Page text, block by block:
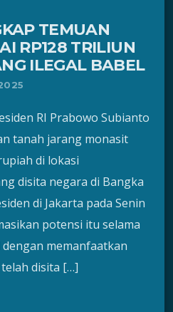
TEMUAN
RP128 TRILIUN
ILEGAL BABEL
RI Prabowo Subianto
tanah jarang monasit
di lokasi
disita negara di Bangka
di Jakarta pada Senin
potensi itu selama
memanfaatkan
disita […]